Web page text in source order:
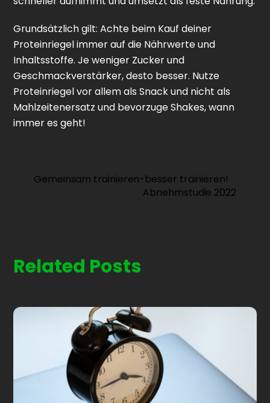
Grundsätzlich gilt: Achte beim Kauf deiner
Proteinriegel immer auf die Nährwerte und
Inhaltsstoffe. Je weniger Zucker und
Geschmackverstärker, desto besser. Nutze
Proteinriegel vor allem als Snack und nicht als
Mahlzeitenersatz und bevorzuge Shakes, wann
immer es geht!
Gemeinsam trainieren-besser trainieren!
Abnehmstudie 2022
Related Posts